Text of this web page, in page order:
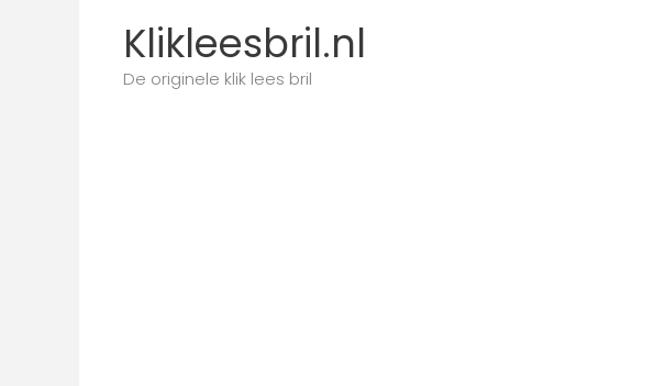
Klikleesbril.nl
De originele klik lees bril